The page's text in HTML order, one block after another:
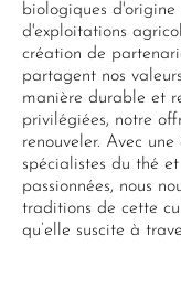
biologiques
d'exploitations
création de
partagent nos
manière durable et
privilégiées, notre
renouveler. Avec
spécialistes du thé
passionnées, nous
traditions de cette
qu’elle suscite à